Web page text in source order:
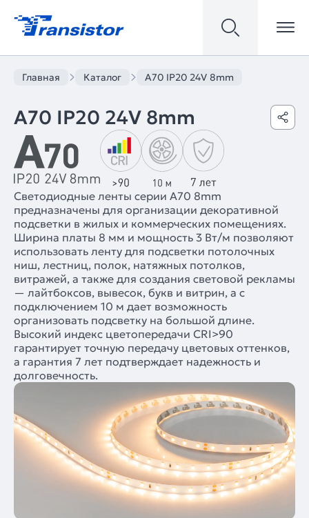
Главная Каталог A70 IP20 24V 8mm
A70 IP20 24V 8mm
Светодиодные ленты серии A70 8mm
предназначены для организации декоративной
подсветки в жилых и коммерческих помещениях.
Ширина платы 8 мм и мощность 3 Вт/м позволяют
использовать ленту для подсветки потолочных
ниш, лестниц, полок, натяжных потолков,
витражей, а также для создания световой рекламы
— лайтбоксов, вывесок, букв и витрин, а с
подключением 10 м дает возможность
организовать подсветку на большой длине.
Высокий индекс цветопередачи CRI>90
гарантирует точную передачу цветовых оттенков,
а гарантия 7 лет подтверждает надежность и
долговечность.